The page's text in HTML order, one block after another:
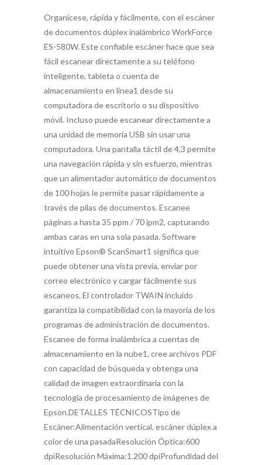
Organícese, rápida y fácilmente, con el escáner
de documentos dúplex inalámbrico WorkForce
ES-580W. Este confiable escáner hace que sea
fácil escanear directamente a su teléfono
inteligente, tableta o cuenta de
almacenamiento en línea1 desde su
computadora de escritorio o su dispositivo
móvil. Incluso puede escanear directamente a
una unidad de memoria USB sin usar una
computadora. Una pantalla táctil de 4,3 permite
una navegación rápida y sin esfuerzo, mientras
que un alimentador automático de documentos
de 100 hojas le permite pasar rápidamente a
través de pilas de documentos. Escanee
páginas a hasta 35 ppm / 70 ipm2, capturando
ambas caras en una sola pasada. Software
intuitivo Epson® ScanSmart1 significa que
puede obtener una vista previa, enviar por
correo electrónico y cargar fácilmente sus
escaneos. El controlador TWAIN incluido
garantiza la compatibilidad con la mayoría de los
programas de administración de documentos.
Escanee de forma inalámbrica a cuentas de
almacenamiento en la nube1, cree archivos PDF
con capacidad de búsqueda y obtenga una
calidad de imagen extraordinaria con la
tecnología de procesamiento de imágenes de
Epson.DETALLES TÉCNICOSTipo de
Escáner:Alimentación vertical, escáner dúplex a
color de una pasadaResolución Óptica:600
dpiResolución Máxima:1.200 dpiProfundidad del